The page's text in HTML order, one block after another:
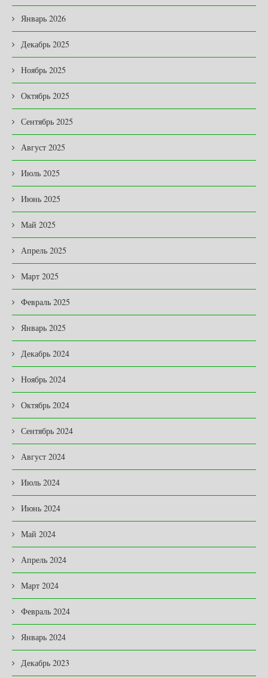
Январь 2026
Декабрь 2025
Ноябрь 2025
Октябрь 2025
Сентябрь 2025
Август 2025
Июль 2025
Июнь 2025
Май 2025
Апрель 2025
Март 2025
Февраль 2025
Январь 2025
Декабрь 2024
Ноябрь 2024
Октябрь 2024
Сентябрь 2024
Август 2024
Июль 2024
Июнь 2024
Май 2024
Апрель 2024
Март 2024
Февраль 2024
Январь 2024
Декабрь 2023